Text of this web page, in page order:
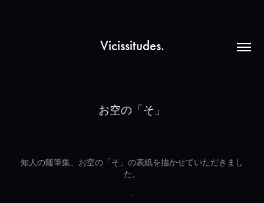
Vicissitudes.
お空の「そ」
知人の随筆集、お空の「そ」の表紙を描かせていただきまし
た。
-